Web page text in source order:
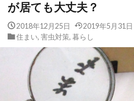
が居ても大丈夫？
2018年12月25日
2019年5月31日
住まい, 害虫対策, 暮らし